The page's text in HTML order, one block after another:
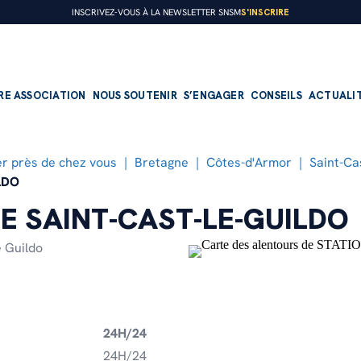
INSCRIVEZ-VOUS À LA NEWSLETTER SNSMS'INSCRIRE
ASSOCIATION
Nos offres d’emploi
NOUS SOUTENIR
Faire un don régulier
Devenir mécène
S’ENGAGER
Devenir sauveteur embarqué
CONSEILS
près de chez vous Bretagne Côtes-d'Armor
Saint-
SAINT-CAST-LE-GUILDO
Guildo
24H/24
24H/24